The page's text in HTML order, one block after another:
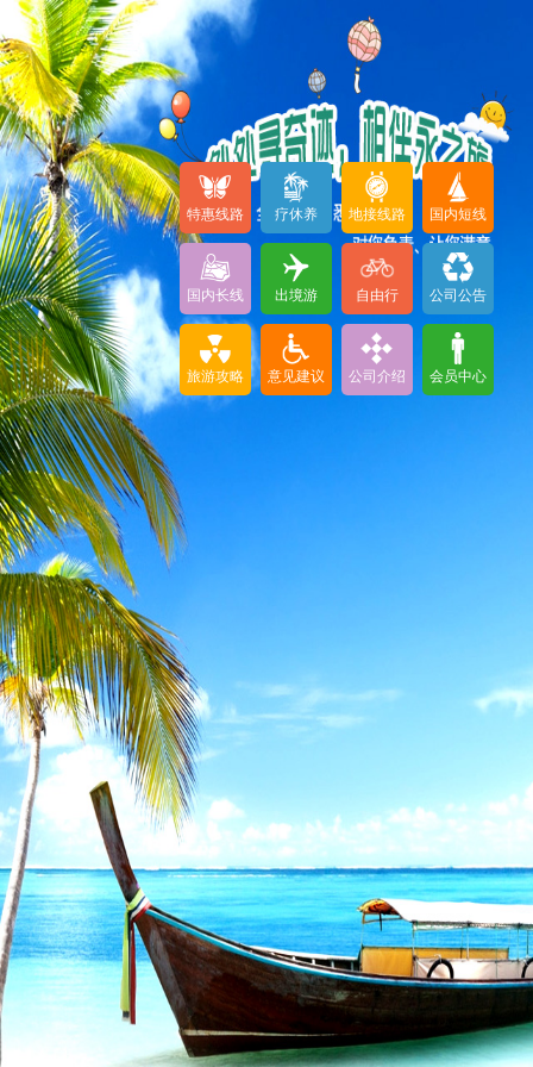
特惠线路 疗休养 地接线路 国内短线
国内长线 出境游 自由行 公司公告
旅游攻略 意见建议 公司介绍 会员中心